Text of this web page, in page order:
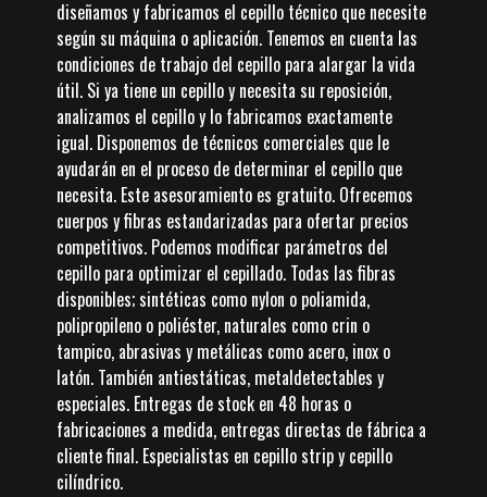
diseñamos y fabricamos el cepillo técnico que necesite
según su máquina o aplicación. Tenemos en cuenta las
condiciones de trabajo del cepillo para alargar la vida
útil. Si ya tiene un cepillo y necesita su reposición,
analizamos el cepillo y lo fabricamos exactamente
igual. Disponemos de técnicos comerciales que le
ayudarán en el proceso de determinar el cepillo que
necesita. Este asesoramiento es gratuito. Ofrecemos
cuerpos y fibras estandarizadas para ofertar precios
competitivos. Podemos modificar parámetros del
cepillo para optimizar el cepillado. Todas las fibras
disponibles; sintéticas como nylon o poliamida,
polipropileno o poliéster, naturales como crin o
tampico, abrasivas y metálicas como acero, inox o
latón. También antiestáticas, metaldetectables y
especiales. Entregas de stock en 48 horas o
fabricaciones a medida, entregas directas de fábrica a
cliente final. Especialistas en cepillo strip y cepillo
cilíndrico.